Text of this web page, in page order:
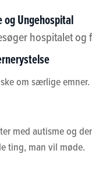
og Ungehospital
hospitalet
om særlige emner.
med autisme og
ting, man vil møde.